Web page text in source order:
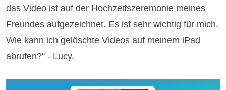
das Video ist auf der Hochzeitszeremonie meines
Freundes aufgezeichnet. Es ist sehr wichtig für mich.
Wie kann ich gelöschte Videos auf meinem iPad
abrufen?" - Lucy.